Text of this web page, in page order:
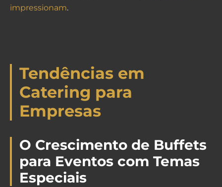
impressionam.
Tendências em
Catering para
Empresas
O Crescimento de Buffets
para Eventos com Temas
Especiais